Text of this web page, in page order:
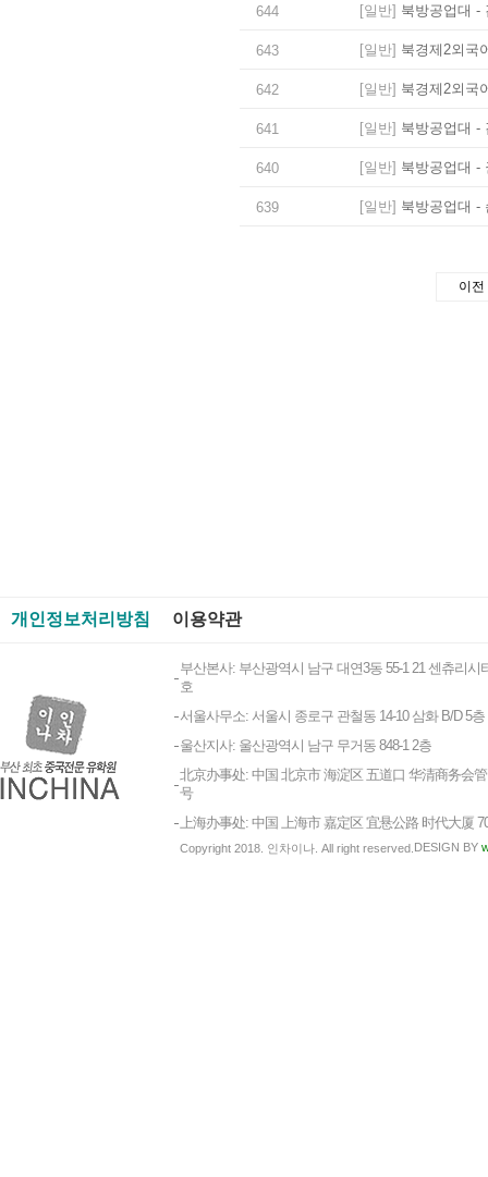
644 [일반] 북방공업대 -
643 [일반] 북경제2외국
642 [일반] 북경제2외국
641 [일반] 북방공업대 -
640 [일반] 북방공업대 -
639 [일반] 북방공업대 -
이전
개인정보처리방침 이용약관
부산본사: 부산광역시 남구 대연3동 55-1 21 센츄리시
호
서울사무소: 서울시 종로구 관철동 14-10 삼화 B/D 5층
울산지사: 울산광역시 남구 무거동 848-1 2층
北京办事处: 中国 北京市 海淀区 五道口 华清商务会管
号
上海办事处: 中国 上海市 嘉定区 宜悬公路 时代大厦
Copyright 2018. 인차이나. All right reserved. DESIGN BY